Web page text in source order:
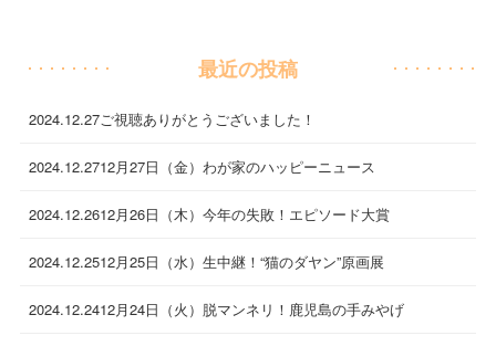
最近の投稿
2024.12.27ご視聴ありがとうございました！
2024.12.2712月27日（金）わが家のハッピーニュース
2024.12.2612月26日（木）今年の失敗！エピソード大賞
2024.12.2512月25日（水）生中継！“猫のダヤン”原画展
2024.12.2412月24日（火）脱マンネリ！鹿児島の手みやげ